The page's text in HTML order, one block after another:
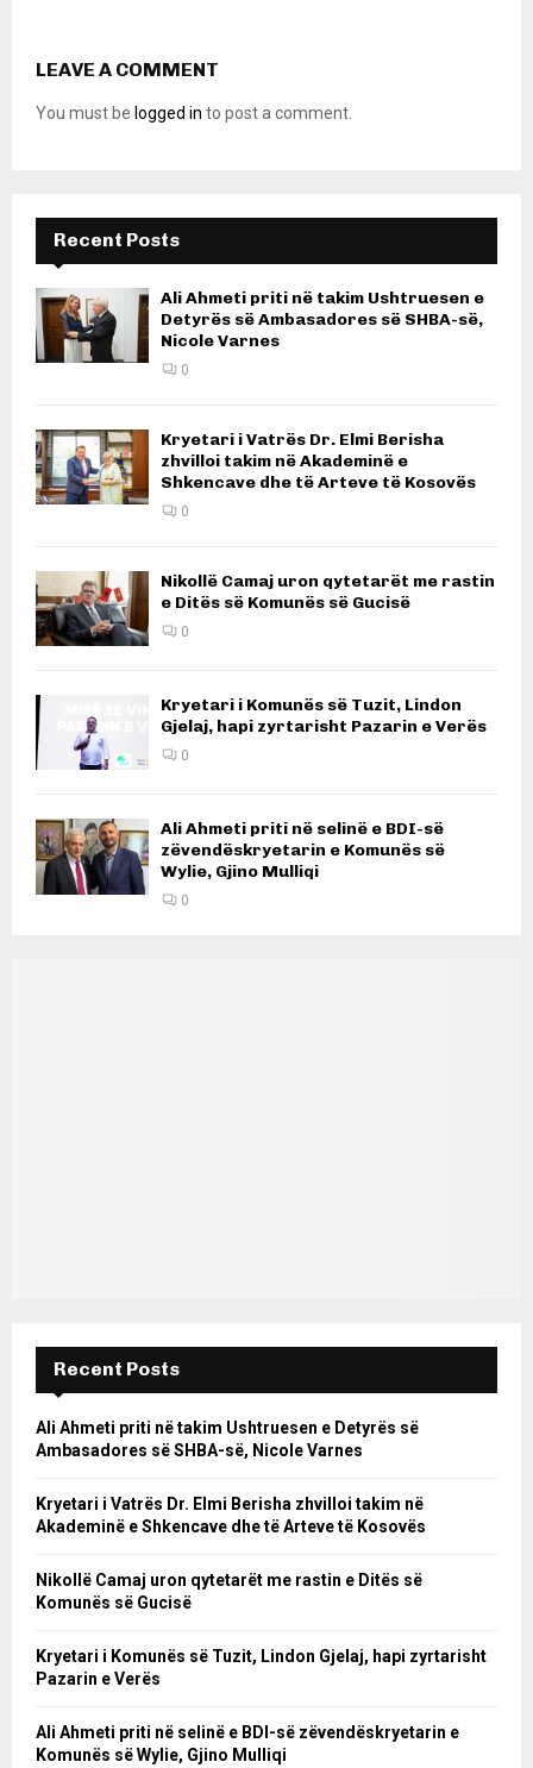
LEAVE A COMMENT
You must be logged in to post a comment.
Recent Posts
Ali Ahmeti priti në takim Ushtruesen e
Detyrës së Ambasadores së SHBA-së,
Nicole Varnes
0
Kryetari i Vatrës Dr. Elmi Berisha
zhvilloi takim në Akademinë e
Shkencave dhe të Arteve të Kosovës
0
Nikollë Camaj uron qytetarët me rastin
e Ditës së Komunës së Gucisë
0
Kryetari i Komunës së Tuzit, Lindon
Gjelaj, hapi zyrtarisht Pazarin e Verës
0
Ali Ahmeti priti në selinë e BDI-së
zëvendëskryetarin e Komunës së
Wylie, Gjino Mulliqi
0
Recent Posts
Ali Ahmeti priti në takim Ushtruesen e Detyrës së
Ambasadores së SHBA-së, Nicole Varnes
Kryetari i Vatrës Dr. Elmi Berisha zhvilloi takim në
Akademinë e Shkencave dhe të Arteve të Kosovës
Nikollë Camaj uron qytetarët me rastin e Ditës së
Komunës së Gucisë
Kryetari i Komunës së Tuzit, Lindon Gjelaj, hapi zyrtarisht
Pazarin e Verës
Ali Ahmeti priti në selinë e BDI-së zëvendëskryetarin e
Komunës së Wylie, Gjino Mulliqi